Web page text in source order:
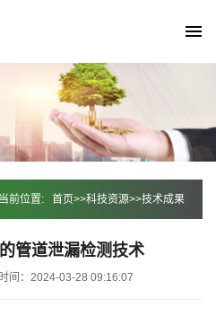
当前位置: 首页>>科技资源>>技术成果
管道泄漏检测技术
间：2024-03-28 09:16:07